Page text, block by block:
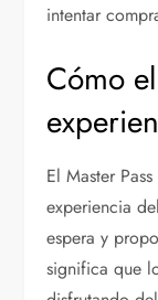
intentar
Cómo
El Master
experiencia
espera y
significa que